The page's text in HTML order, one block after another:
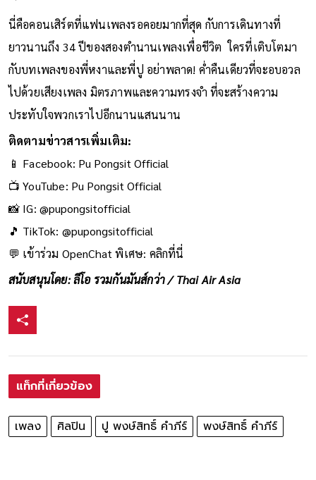
นี่คือคอนเสิร์ตที่แฟนเพลงรอคอยมากที่สุด กับการเดินทางที่
ยาวนานถึง 34 ปีของสองตำนานเพลงเพื่อชีวิต ใครที่เติบโตมา
กับบทเพลงของพี่หงาและพี่ปู อย่าพลาด! ค่ำคืนเดียวที่จะอบอวล
ไปด้วยเสียงเพลง มิตรภาพและความทรงจำ ที่จะสร้างความ
ประทับใจพวกเราไปอีกนานแสนนาน
ติดตามข่าวสารเพิ่มเติม:
📱 Facebook: Pu Pongsit Official
📺 YouTube: Pu Pongsit Official
📸 IG:@pupongsitofficial
🎵 TikTok: @pupongsitofficial
💬 เข้าร่วม OpenChat พิเศษ: คลิกที่นี่
สนับสนุนโดย: ลีโอ รวมกันมันส์กว่า / Thai Air Asia
แท็กที่เกี่ยวข้อง
เพลง ศิลปิน ปู พงษ์สิทธิ์ คำภีร์ พงษ์สิทธิ์ คำภีร์